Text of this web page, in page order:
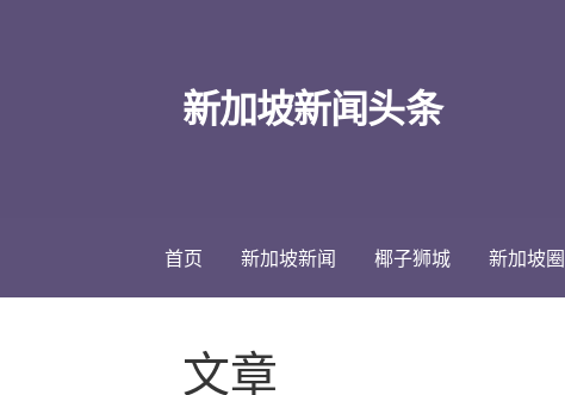
新加坡新闻头条
首页 新加坡新闻 椰子狮城 新加坡圈
文章